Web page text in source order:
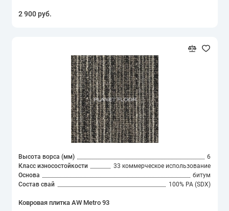
2 900 руб.
Высота ворса (мм)
6
Класс износостойкости
33 коммерческое использование
Основа
битум
Состав свай
100% PA (SDX)
Ковровая плитка AW Metro 93